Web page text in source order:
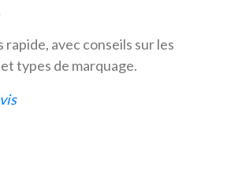
rapide, avec conseils sur les
types de marquage.